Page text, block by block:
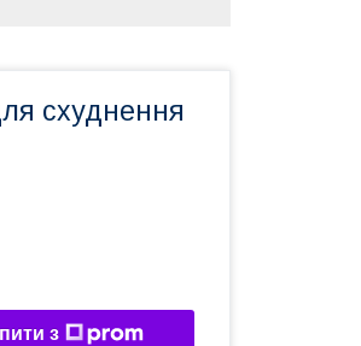
схуднення
з